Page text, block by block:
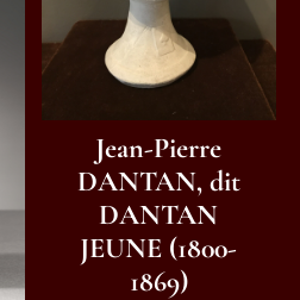
Jean-Pierre
DANTAN, dit
DANTAN
JEUNE (1800-
1869)